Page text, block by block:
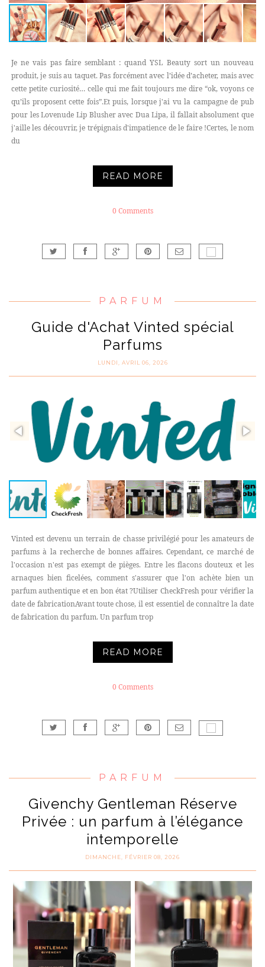
Je ne vais pas faire semblant : quand YSL Beauty sort un nouveau
produit, je suis au taquet. Pas forcément avec l’idée d’acheter, mais avec
cette petite curiosité… celle qui me fait toujours me dire “ok, voyons ce
qu’ils proposent cette fois”.Et puis, lorsque j'ai vu la campagne de pub
pour les Lovenude Lip Blusher avec Dua Lipa, il fallait absolument que
j'aille les découvrir, je trépignais d'impatience de le faire !Certes, le nom
du
READ MORE
0 Comments
PARFUM
Guide d'Achat Vinted spécial
Parfums
LUNDI, AVRIL 06, 2026
Vinted est devenu un terrain de chasse privilégié pour les amateurs de
parfums à la recherche de bonnes affaires. Cependant, ce marché de
l'occasion n'est pas exempt de pièges. Entre les flacons douteux et les
arnaques bien ficelées, comment s'assurer que l'on achète bien un
parfum authentique et en bon état ?Utiliser CheckFresh pour vérifier la
date de fabricationAvant toute chose, il est essentiel de connaître la date
de fabrication du parfum. Un parfum trop
READ MORE
0 Comments
PARFUM
Givenchy Gentleman Réserve
Privée : un parfum à l’élégance
intemporelle
DIMANCHE, FÉVRIER 08, 2026